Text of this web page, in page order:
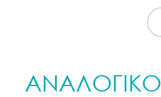
ΑΝΑΛΟΓΙΚΟ